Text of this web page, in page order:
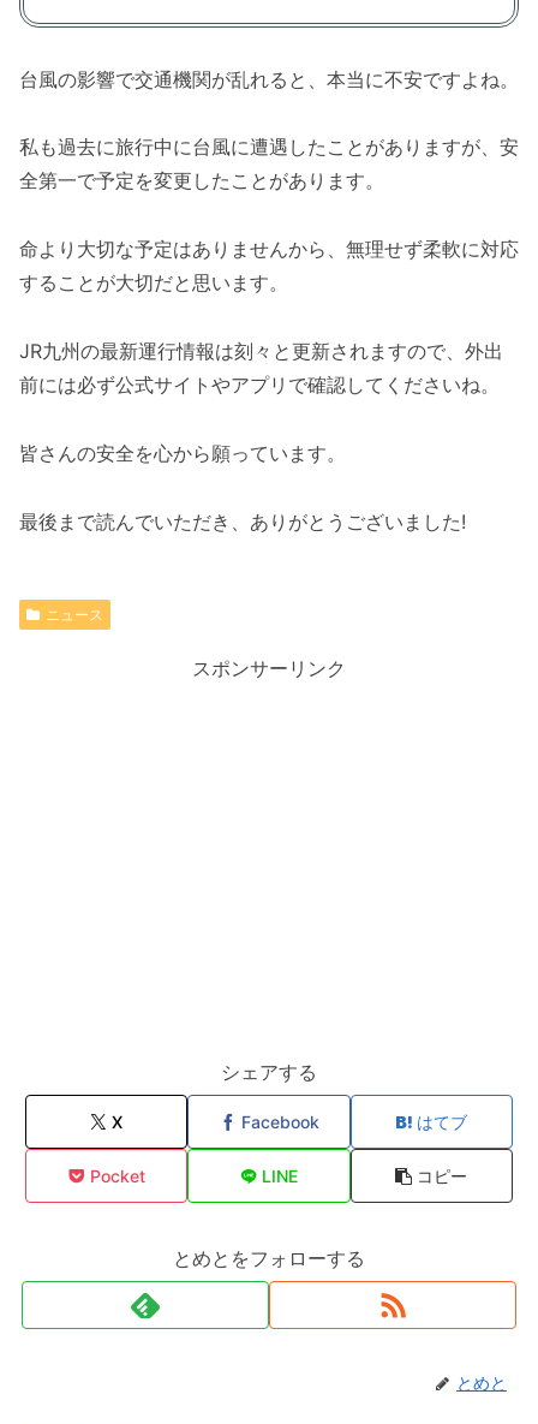
台風の影響で交通機関が乱れると、本当に不安ですよね。
私も過去に旅行中に台風に遭遇したことがありますが、安
全第一で予定を変更したことがあります。
命より大切な予定はありませんから、無理せず柔軟に対応
することが大切だと思います。
JR九州の最新運行情報は刻々と更新されますので、外出
前には必ず公式サイトやアプリで確認してくださいね。
皆さんの安全を心から願っています。
最後まで読んでいただき、ありがとうございました!
ニュース
スポンサーリンク
シェアする
X Facebook はてブ
Pocket LINE コピー
とめとをフォローする
とめと